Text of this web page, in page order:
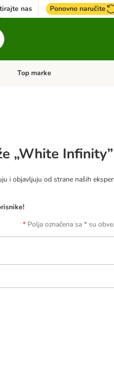
nas Ponovno naručite
Pregled kategorija: + VET hrana
Top marke
„White Infinity”
i objavljuju od strane naših
Polja označena sa * su